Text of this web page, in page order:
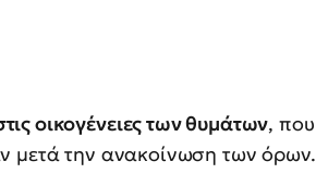
οικογένειες των θυμάτων, που
μετά την ανακοίνωση των όρων.